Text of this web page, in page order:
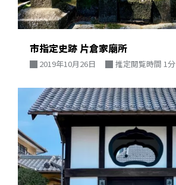
市指定史跡 片倉家廟所
2019年10月26日 推定閲覧時間 1分